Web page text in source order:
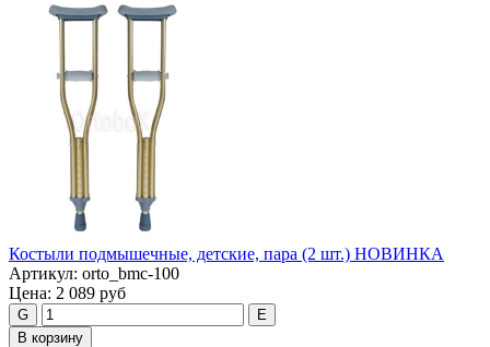
Костыли подмышечные, детские, пара (2 шт.) НОВИНКА
Артикул: orto_bmc-100
Цена: 2 089 руб
G
E
В корзину